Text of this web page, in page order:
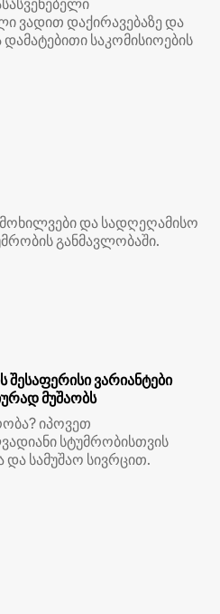
ვადით დაქირავებაზე და
საკომისიოების
და სადღეღამისო
განმავლობაში.
შესაფერისი ვარიანტები
მუშაობს
იპოვეთ
სტუმრობისთვის
და სამუშაო სივრცით.